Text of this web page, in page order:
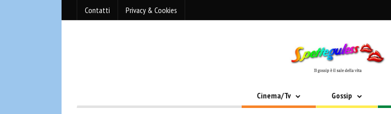
Contatti Privacy & Cookies
Cinema/Tv Gossip